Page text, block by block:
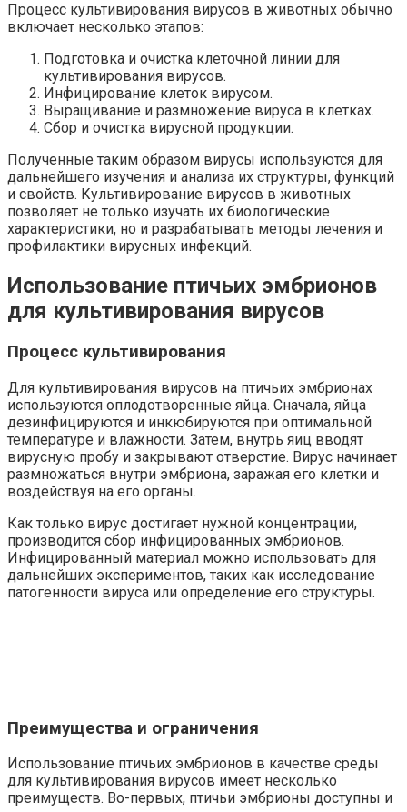
Процесс культивирования вирусов в животных обычно
включает несколько этапов:
Подготовка и очистка клеточной линии для
культивирования вирусов.
Инфицирование клеток вирусом.
Выращивание и размножение вируса в клетках.
Сбор и очистка вирусной продукции.
Полученные таким образом вирусы используются для
дальнейшего изучения и анализа их структуры, функций
и свойств. Культивирование вирусов в животных
позволяет не только изучать их биологические
характеристики, но и разрабатывать методы лечения и
профилактики вирусных инфекций.
Использование птичьих эмбрионов
для культивирования вирусов
Процесс культивирования
Для культивирования вирусов на птичьих эмбрионах
используются оплодотворенные яйца. Сначала, яйца
дезинфицируются и инкюбируются при оптимальной
температуре и влажности. Затем, внутрь яиц вводят
вирусную пробу и закрывают отверстие. Вирус начинает
размножаться внутри эмбриона, заражая его клетки и
воздействуя на его органы.
Как только вирус достигает нужной концентрации,
производится сбор инфицированных эмбрионов.
Инфицированный материал можно использовать для
дальнейших экспериментов, таких как исследование
патогенности вируса или определение его структуры.
Преимущества и ограничения
Использование птичьих эмбрионов в качестве среды
для культивирования вирусов имеет несколько
преимуществ. Во-первых, птичьи эмбрионы доступны и